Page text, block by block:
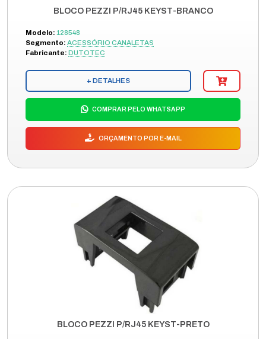
BLOCO PEZZI P/RJ45 KEYST-BRANCO
Modelo: 128548
Segmento: ACESSÓRIO CANALETAS
Fabricante: DUTOTEC
+ DETALHES
COMPRAR PELO WHATSAPP
ORÇAMENTO POR E-MAIL
BLOCO PEZZI P/RJ45 KEYST-PRETO